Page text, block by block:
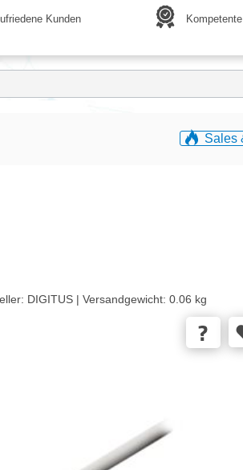
Kunden
Sales
DIGITUS | Versandgewicht: 0.06 kg